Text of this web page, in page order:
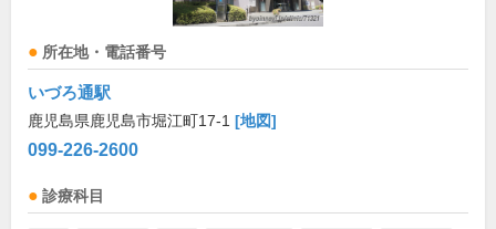
所在地・電話番号
いづろ通駅
鹿児島県鹿児島市堀江町17-1 [地図]
099-226-2600
診療科目